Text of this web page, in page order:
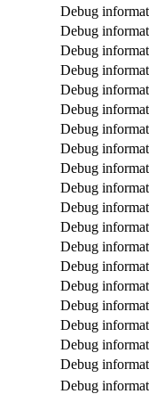
Debug
Debug
Debug
Debug
Debug
Debug
Debug
Debug
Debug
Debug
Debug
Debug
Debug
Debug
Debug
Debug
Debug
Debug
Debug
Debug